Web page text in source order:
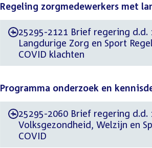
Regeling zorgmedewerkers met
-25295-2121 Brief regering
Langdurige Zorg en Sport
COVID klachten
Programma onderzoek en
-25295-2060 Brief regering d.d.
Volksgezondheid, Welzijn en
COVID